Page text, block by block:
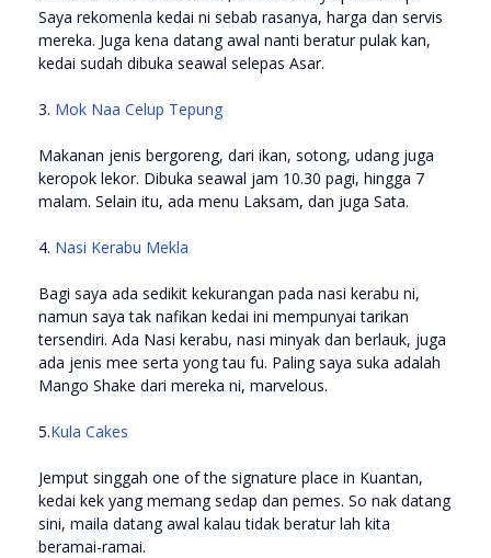
Saya rekomenla kedai ni sebab rasanya, harga dan servis
mereka. Juga kena datang awal nanti beratur pulak kan,
kedai sudah dibuka seawal selepas Asar.
3. Mok Naa Celup Tepung
Makanan jenis bergoreng, dari ikan, sotong, udang juga
keropok lekor. Dibuka seawal jam 10.30 pagi, hingga 7
malam. Selain itu, ada menu Laksam, dan juga Sata.
4. Nasi Kerabu Mekla
Bagi saya ada sedikit kekurangan pada nasi kerabu ni,
namun saya tak nafikan kedai ini mempunyai tarikan
tersendiri. Ada Nasi kerabu, nasi minyak dan berlauk, juga
ada jenis mee serta yong tau fu. Paling saya suka adalah
Mango Shake dari mereka ni, marvelous.
5.Kula Cakes
Jemput singgah one of the signature place in Kuantan,
kedai kek yang memang sedap dan pemes. So nak datang
sini, maila datang awal kalau tidak beratur lah kita
beramai-ramai.